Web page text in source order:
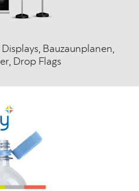
Bauzaunplanen,
Drop Flags